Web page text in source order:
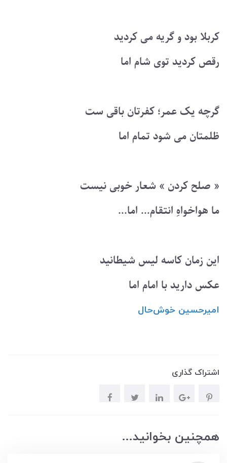
کربلا بود و گریه می کردید
رقص کردید توی شام اما
گرچه یک عمر؛ کفرتان باقی ست
ظلمتان می شود تمام اما
« صلح کردن » شعار خوبی نیست
ما هواخواهِ انتقام... اما...
این زمان کاسه لیس شیطانید
عکس دارید با امام اما
امیرحسین ‌خوش‌حال
اشتراک گذاری
همچنین بخوانید...